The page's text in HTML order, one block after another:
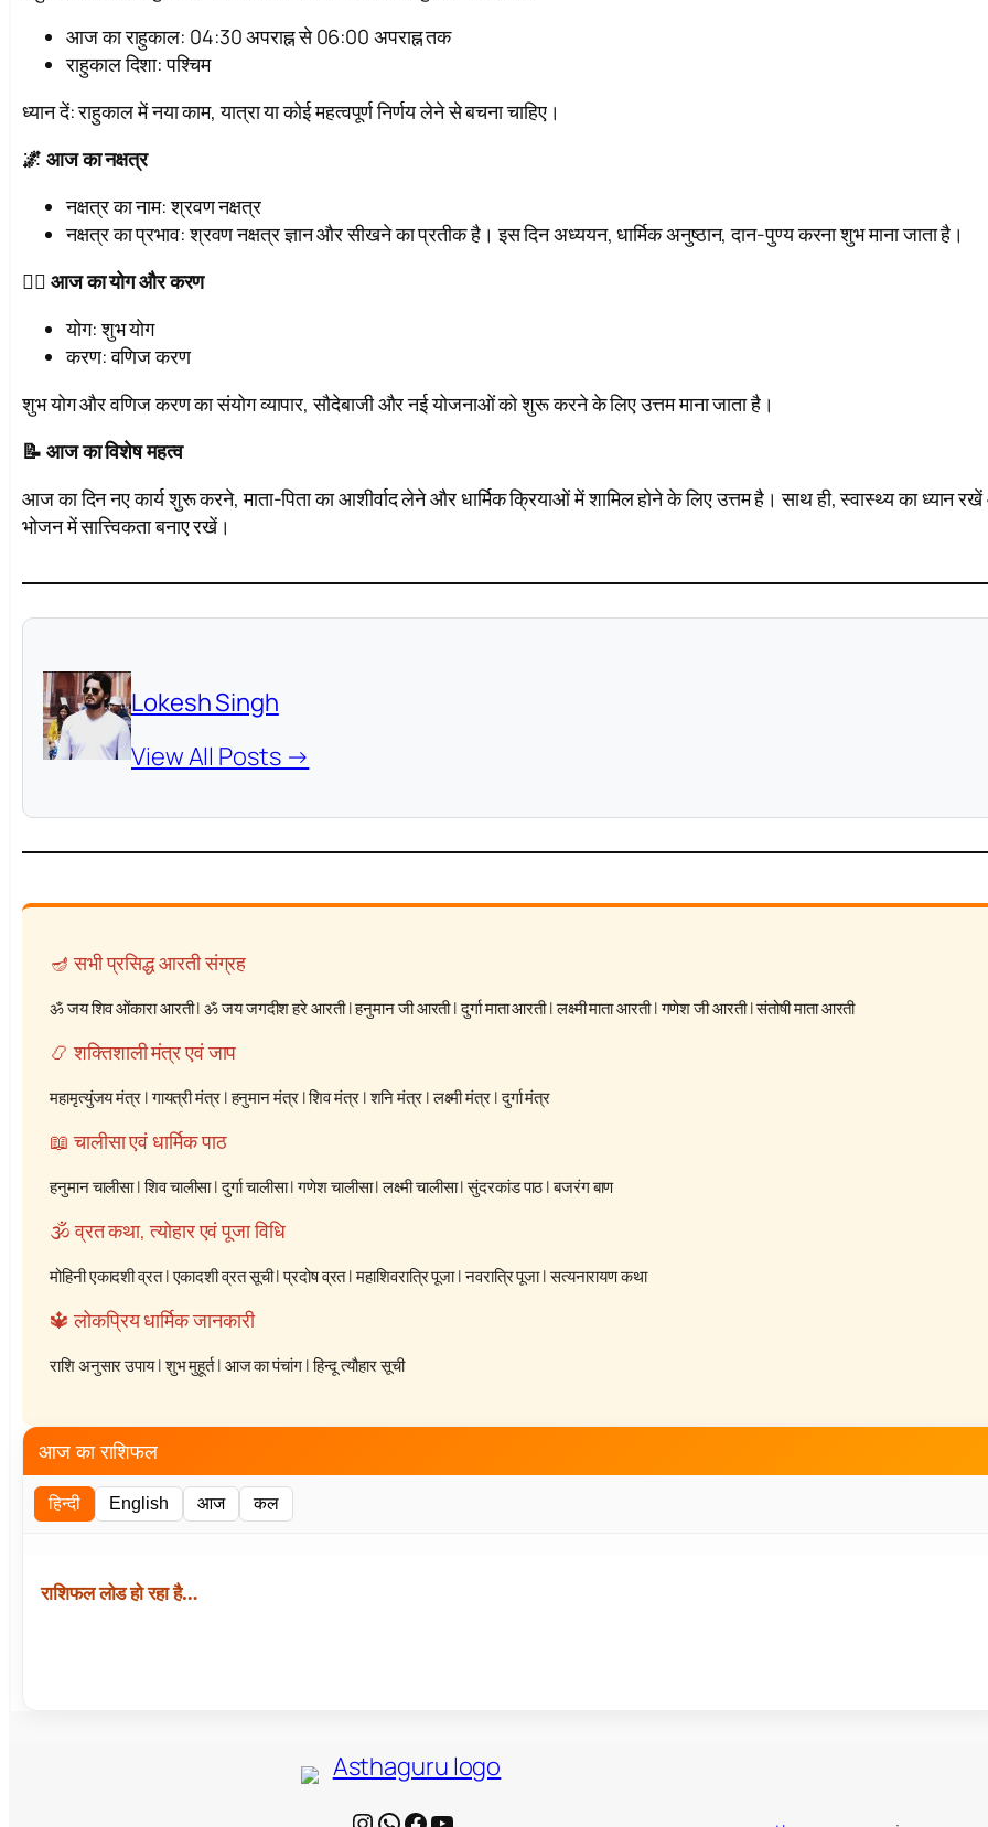
आज का राहुकाल: 04:30 अपराह्न से 06:00 अपराह्न तक
राहुकाल दिशा: पश्चिम
ध्यान दें: राहुकाल में नया काम, यात्रा या कोई महत्वपूर्ण निर्णय लेने से बचना चाहिए।
🌌 आज का नक्षत्र
नक्षत्र का नाम: श्रवण नक्षत्र
नक्षत्र का प्रभाव: श्रवण नक्षत्र ज्ञान और सीखने का प्रतीक है। इस दिन अध्ययन, धार्मिक अनुष्ठान, दान-पुण्य करना शुभ माना जाता है।
🧘‍♂️ आज का योग और करण
योग: शुभ योग
करण: वणिज करण
शुभ योग और वणिज करण का संयोग व्यापार, सौदेबाजी और नई योजनाओं को शुरू करने के लिए उत्तम माना जाता है।
📝 आज का विशेष महत्व
आज का दिन नए कार्य शुरू करने, माता-पिता का आशीर्वाद लेने और धार्मिक क्रियाओं में शामिल होने के लिए उत्तम है। साथ ही, स्वास्थ्य का ध्यान
भोजन में सात्त्विकता बनाए रखें।
Lokesh Singh
View All Posts →
🪔 सभी प्रसिद्ध आरती संग्रह
ॐ जय शिव ओंकारा आरती|ॐ जय जगदीश हरे आरती|हनुमान जी आरती|दुर्गा माता आरती|लक्ष्मी माता आरती|गणेश जी आरती|संतोषी माता आरती
📿 शक्तिशाली मंत्र एवं जाप
महामृत्युंजय मंत्र|गायत्री मंत्र|हनुमान मंत्र|शिव मंत्र|शनि मंत्र|लक्ष्मी मंत्र|दुर्गा मंत्र
📖 चालीसा एवं धार्मिक पाठ
हनुमान चालीसा|शिव चालीसा|दुर्गा चालीसा|गणेश चालीसा|लक्ष्मी चालीसा|सुंदरकांड पाठ|बजरंग बाण
🕉️ व्रत कथा, त्योहार एवं पूजा विधि
मोहिनी एकादशी व्रत|एकादशी व्रत सूची|प्रदोष व्रत|महाशिवरात्रि पूजा|नवरात्रि पूजा|सत्यनारायण कथा
🔱 लोकप्रिय धार्मिक जानकारी
राशि अनुसार उपाय|शुभ मुहूर्त|आज का पंचांग|हिन्दू त्यौहार सूची
आज का राशिफल
हिन्दी English आज कल
राशिफल लोड हो रहा है…